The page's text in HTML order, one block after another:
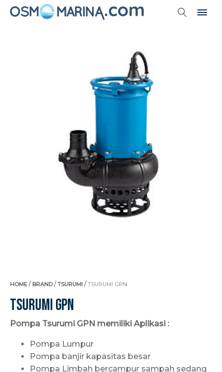
HOME / BRAND/TSURUMI /TSURUMI GPN
Tsurumi GPN
Pompa Tsurumi GPN memiliki Aplikasi :
Pompa Lumpur
Pompa banjir kapasitas besar
Pompa Limbah bercampur sampah sedang